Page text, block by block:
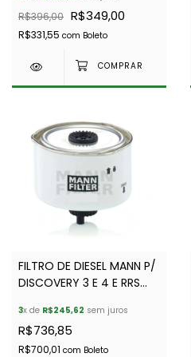
R$396,00 R$349,00
R$331,55 com Boleto
FILTRO DE DIESEL MANN P/
DISCOVERY 3 E 4 E RRS
APÓS 2008- MANN-
LR009705
3x de R$245,62 sem juros
R$736,85
R$700,01 com Boleto